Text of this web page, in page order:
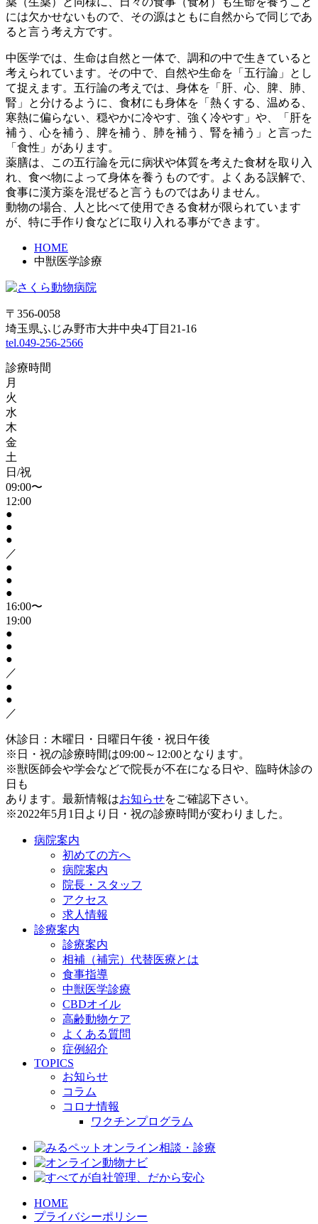
には欠かせないもので、その源はともに自然からで同じであ
ると言う考え方です。
中医学では、生命は自然と一体で、調和の中で生きていると
考えられています。その中で、自然や生命を「五行論」とし
て捉えます。五行論の考えでは、身体を「肝、心、脾、肺、
腎」と分けるように、食材にも身体を「熱くする、温める、
寒熱に偏らない、穏やかに冷やす、強く冷やす」や、「肝を
補う、心を補う、脾を補う、肺を補う、腎を補う」と言った
「食性」があります。
薬膳は、この五行論を元に病状や体質を考えた食材を取り入
れ、食べ物によって身体を養うものです。よくある誤解で、
食事に漢方薬を混ぜると言うものではありません。
動物の場合、人と比べて使用できる食材が限られています
が、特に手作り食などに取り入れる事ができます。
HOME
中獣医学診療
〒356-0058
埼玉県ふじみ野市大井中央4丁目21-16
tel.049-256-2566
診療時間
月
火
水
木
金
土
日/祝
09:00〜
12:00
●
●
●
／
●
●
●
16:00〜
19:00
●
●
●
／
●
●
／
休診日：木曜日・日曜日午後・祝日午後
※日・祝の診療時間は09:00～12:00となります。
※獣医師会や学会などで院長が不在になる日や、臨時休診の
日も
あります。最新情報はお知らせをご確認下さい。
※2022年5月1日より日・祝の診療時間が変わりました。
病院案内
初めての方へ
病院案内
院長・スタッフ
アクセス
求人情報
診療案内
診療案内
相補（補完）代替医療とは
食事指導
中獣医学診療
CBDオイル
高齢動物ケア
よくある質問
症例紹介
TOPICS
お知らせ
コラム
コロナ情報
ワクチンプログラム
HOME
プライバシーポリシー